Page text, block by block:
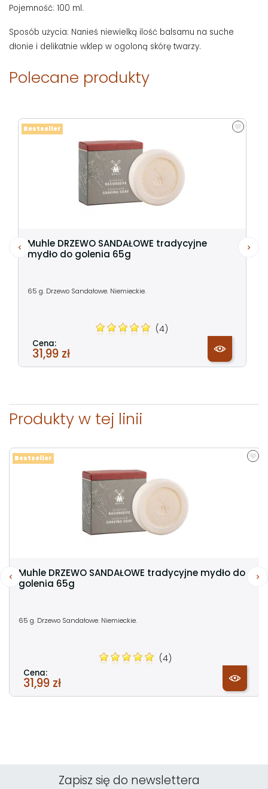
Pojemność: 100 ml.
Sposób użycia: Nanieś niewielką ilość balsamu na suche
dłonie i delikatnie wklep w ogoloną skórę twarzy.
Polecane produkty
Muhle DRZEWO SANDAŁOWE tradycyjne
mydło do golenia 65g
65 g. Drzewo Sandałowe. Niemieckie.
(4)
Cena:
31,99 zł
Bestseller
Produkty w tej linii
Muhle DRZEWO SANDAŁOWE tradycyjne mydło do
golenia 65g
65 g. Drzewo Sandałowe. Niemieckie.
(4)
Cena:
31,99 zł
Bestseller
Zapisz się do newslettera